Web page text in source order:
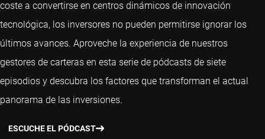
coste a convertirse en centros dinámicos de innovación
tecnológica, los inversores no pueden permitirse ignorar los
últimos avances. Aproveche la experiencia de nuestros
gestores de carteras en esta serie de pódcasts de siete
episodios y descubra los factores que transforman el actual
panorama de las inversiones.
ESCUCHE EL PÓDCAST